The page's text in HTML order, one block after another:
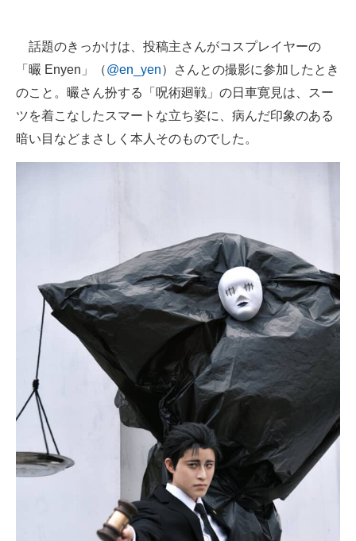
話題のきっかけは、投稿主さんがコスプレイヤーの
「曮 Enyen」（@en_yen）さんとの撮影に参加したとき
のこと。曮さん扮する「呪術廻戦」の日車寛見は、スー
ツを着こなしたスマートな立ち姿に、病んだ印象のある
暗い目などまさしく本人そのものでした。